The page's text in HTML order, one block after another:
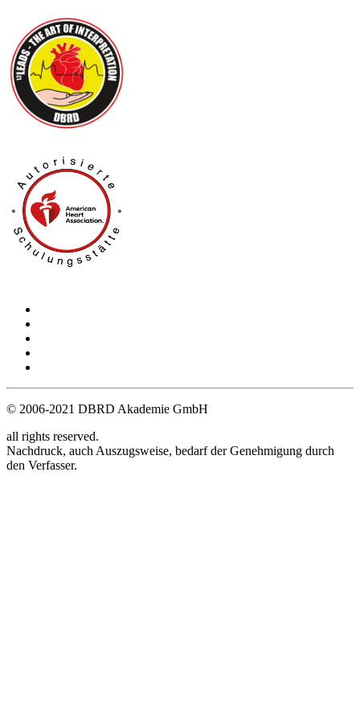
© 2006-2021 DBRD Akademie GmbH
all rights reserved.
Nachdruck, auch Auszugsweise, bedarf der Genehmigung durch
den Verfasser.